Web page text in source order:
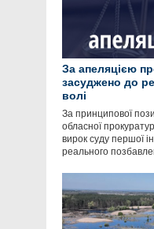
За апеляцією
засуджено до
волі
За принципової
обласної
вирок суду першої
реального